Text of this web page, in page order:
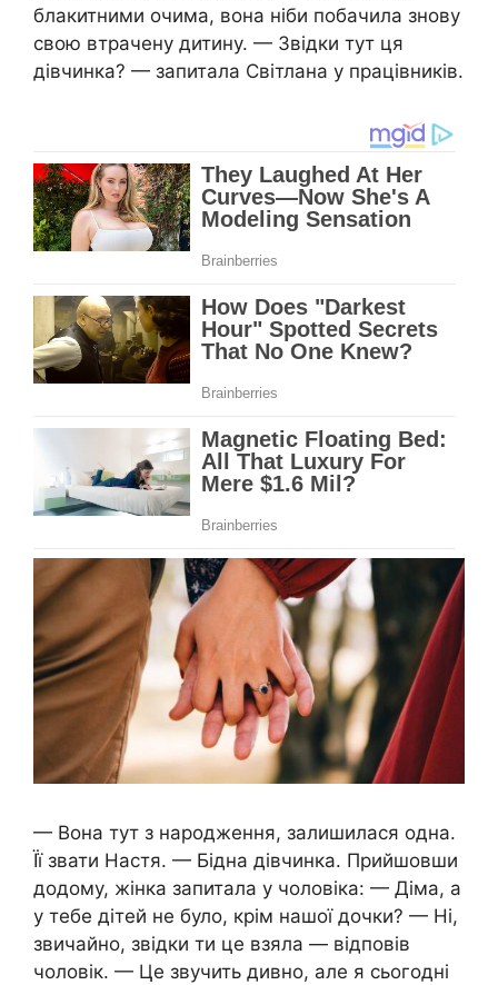
блакитними очима, вона ніби побачила знову
свою втрачену дитину. — Звідки тут ця
дівчинка? — запитала Світлана у працівників.
— Вона тут з народження, залишилася одна.
Її звати Настя. — Бідна дівчинка. Прийшовши
додому, жінка запитала у чоловіка: — Діма, а
у тебе дітей не було, крім нашої дочки? — Ні,
звичайно, звідки ти це взяла — відповів
чоловік. — Це звучить дивно, але я сьогодні